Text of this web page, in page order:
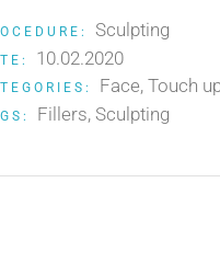
Sculpting
10.02.2020
Face Touch
Fillers Sculpting